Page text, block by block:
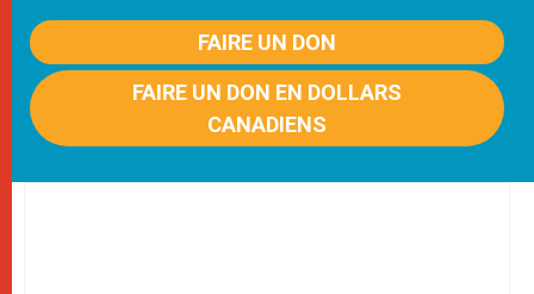
FAIRE UN DON
FAIRE UN DON EN DOLLARS
CANADIENS